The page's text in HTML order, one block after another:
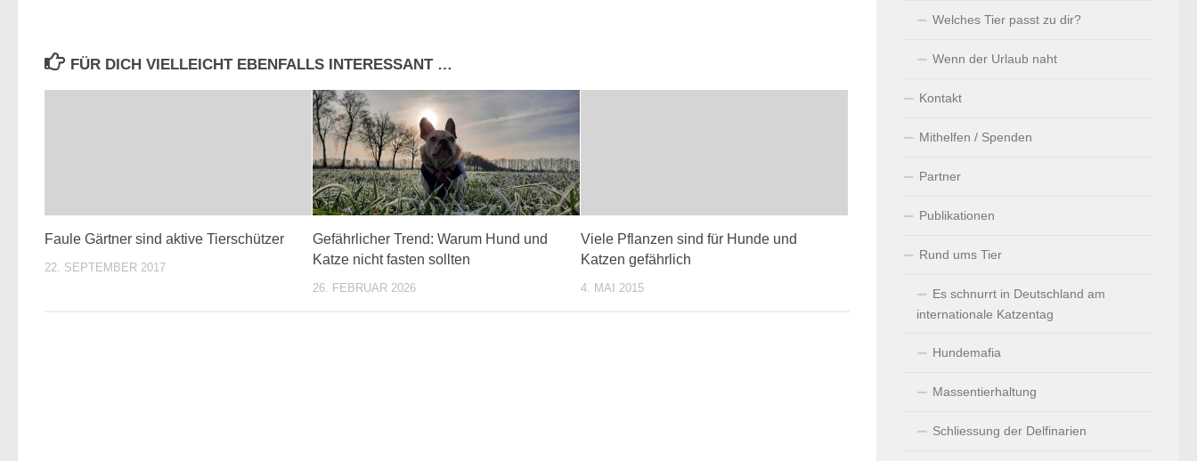
FÜR DICH VIELLEICHT EBENFALLS INTERESSANT …
Faule Gärtner sind aktive Tierschützer
22. SEPTEMBER 2017
Gefährlicher Trend: Warum Hund und
Katze nicht fasten sollten
26. FEBRUAR 2026
Viele Pflanzen sind für Hunde und
Katzen gefährlich
4. MAI 2015
Welches Tier passt zu dir?
Wenn der Urlaub naht
Kontakt
Mithelfen / Spenden
Partner
Publikationen
Rund ums Tier
Es schnurrt in Deutschland am
internationale Katzentag
Hundemafia
Massentierhaltung
Schliessung der Delfinarien